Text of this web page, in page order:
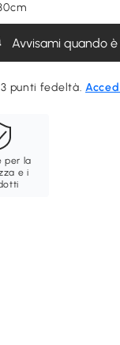
Avvisami quando
punti fedeltà.
per la
e i